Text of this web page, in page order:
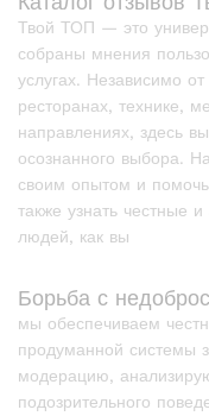
Твой ТОП — это
собраны мнения
услугах. Независимо
ресторанах, технике,
направлениях, здесь
осознанного выбора.
своим опытом и
также узнать честные
людей, как вы
Борьба с
мы обеспечиваем
продуманной системы
модерацию,
подозрительного